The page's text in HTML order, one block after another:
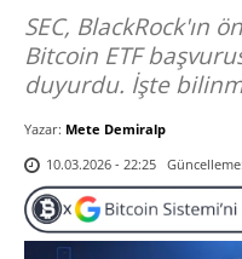
SEC, BlackRock'ın
Bitcoin ETF
duyurdu. İşte
Yazar: Mete Demiralp
10.03.2026 - 22:25 Güncelleme: